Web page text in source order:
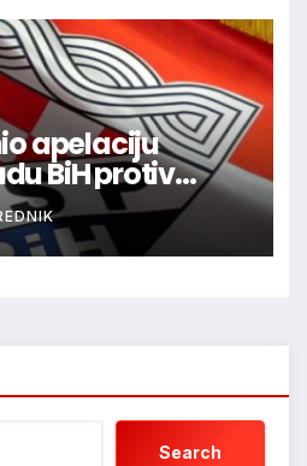
apelaciju
BiH protiv
Slavena
Search